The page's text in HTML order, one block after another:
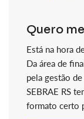
Quero
Está na hora
Da área de
pela gestão
SEBRAE RS
formato certo